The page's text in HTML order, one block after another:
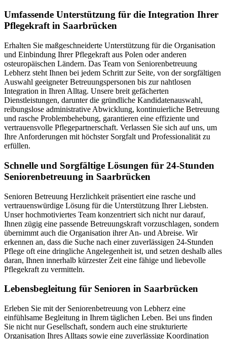
Umfassende Unterstützung für die Integration Ihrer
Pflegekraft in Saarbrücken
Erhalten Sie maßgeschneiderte Unterstützung für die Organisation
und Einbindung Ihrer Pflegekraft aus Polen oder anderen
osteuropäischen Ländern. Das Team von Seniorenbetreuung
Lebherz steht Ihnen bei jedem Schritt zur Seite, von der sorgfältigen
Auswahl geeigneter Betreuungspersonen bis zur nahtlosen
Integration in Ihren Alltag. Unsere breit gefächerten
Dienstleistungen, darunter die gründliche Kandidatenauswahl,
reibungslose administrative Abwicklung, kontinuierliche Betreuung
und rasche Problembehebung, garantieren eine effiziente und
vertrauensvolle Pflegepartnerschaft. Verlassen Sie sich auf uns, um
Ihre Anforderungen mit höchster Sorgfalt und Professionalität zu
erfüllen.
Schnelle und Sorgfältige Lösungen für 24-Stunden
Seniorenbetreuung in Saarbrücken
Senioren Betreuung Herzlichkeit präsentiert eine rasche und
vertrauenswürdige Lösung für die Unterstützung Ihrer Liebsten.
Unser hochmotiviertes Team konzentriert sich nicht nur darauf,
Ihnen zügig eine passende Betreuungskraft vorzuschlagen, sondern
übernimmt auch die Organisation ihrer An- und Abreise. Wir
erkennen an, dass die Suche nach einer zuverlässigen 24-Stunden
Pflege oft eine dringliche Angelegenheit ist, und setzen deshalb alles
daran, Ihnen innerhalb kürzester Zeit eine fähige und liebevolle
Pflegekraft zu vermitteln.
Lebensbegleitung für Senioren in Saarbrücken
Erleben Sie mit der Seniorenbetreuung von Lebherz eine
einfühlsame Begleitung in Ihrem täglichen Leben. Bei uns finden
Sie nicht nur Gesellschaft, sondern auch eine strukturierte
Organisation Ihres Alltags sowie eine zuverlässige Koordination